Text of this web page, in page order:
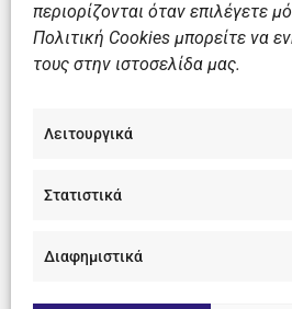
περιορίζονται όταν επιλέγετε
Πολιτική Cookies μπορείτε να
τους στην ιστοσελίδα μας.
Λειτουργικά
Στατιστικά
Διαφημιστικά
F